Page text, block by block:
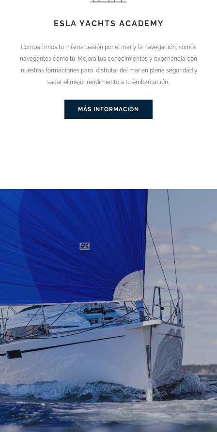
ESLA YACHTS ACADEMY
Compartimos tu misma pasión por el mar y la navegación, somos
navegantes como tú. Mejora tus conocimientos y experiencia con
nuestras formaciones para disfrutar del mar en plena seguridad y
sacar el mejor rendimiento a tu embarcación.
MÁS INFORMACIÓN